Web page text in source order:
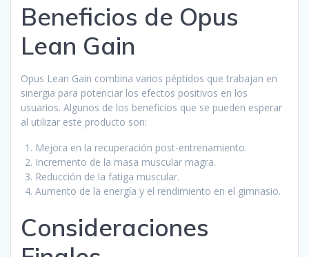
Beneficios de Opus
Lean Gain
Opus Lean Gain combina varios péptidos que trabajan en
sinergia para potenciar los efectos positivos en los
usuarios. Algunos de los beneficios que se pueden esperar
al utilizar este producto son:
Mejora en la recuperación post-entrenamiento.
Incremento de la masa muscular magra.
Reducción de la fatiga muscular.
Aumento de la energía y el rendimiento en el gimnasio.
Consideraciones